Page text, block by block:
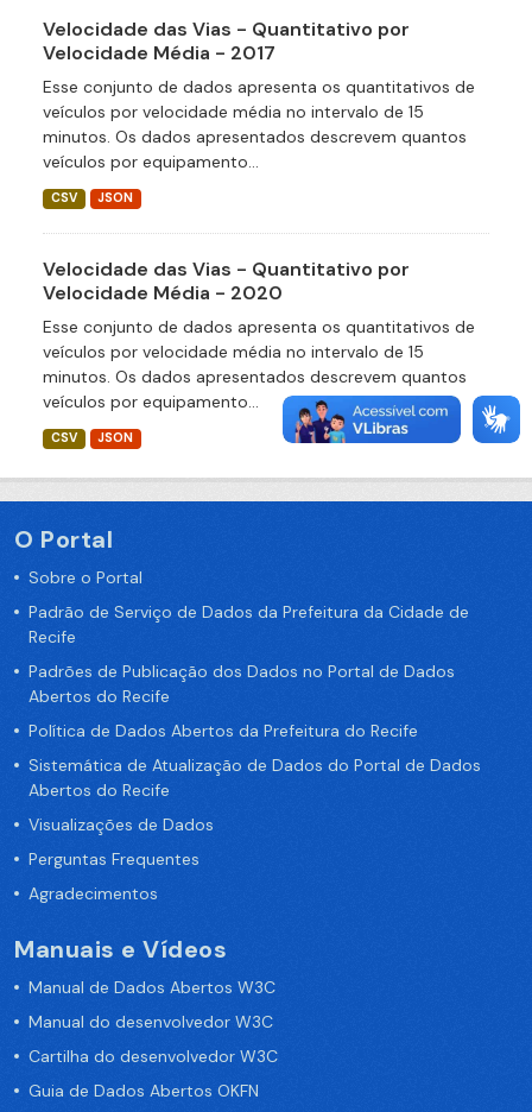
Velocidade das Vias - Quantitativo por
Velocidade Média - 2017
Esse conjunto de dados apresenta os quantitativos de
veículos por velocidade média no intervalo de 15
minutos. Os dados apresentados descrevem quantos
veículos por equipamento...
CSV JSON
Velocidade das Vias - Quantitativo por
Velocidade Média - 2020
Esse conjunto de dados apresenta os quantitativos de
veículos por velocidade média no intervalo de 15
minutos. Os dados apresentados descrevem quantos
veículos por equipamento...
CSV JSON
O Portal
Sobre o Portal
Padrão de Serviço de Dados da Prefeitura da Cidade de
Recife
Padrões de Publicação dos Dados no Portal de Dados
Abertos do Recife
Política de Dados Abertos da Prefeitura do Recife
Sistemática de Atualização de Dados do Portal de Dados
Abertos do Recife
Visualizações de Dados
Perguntas Frequentes
Agradecimentos
Manuais e Vídeos
Manual de Dados Abertos W3C
Manual do desenvolvedor W3C
Cartilha do desenvolvedor W3C
Guia de Dados Abertos OKFN